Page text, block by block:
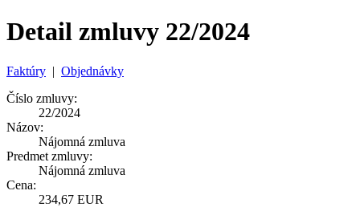
Detail zmluvy 22/2024
Faktúry | Objednávky
Číslo zmluvy:
22/2024
Názov:
Nájomná zmluva
Predmet zmluvy:
Nájomná zmluva
Cena:
234,67 EUR